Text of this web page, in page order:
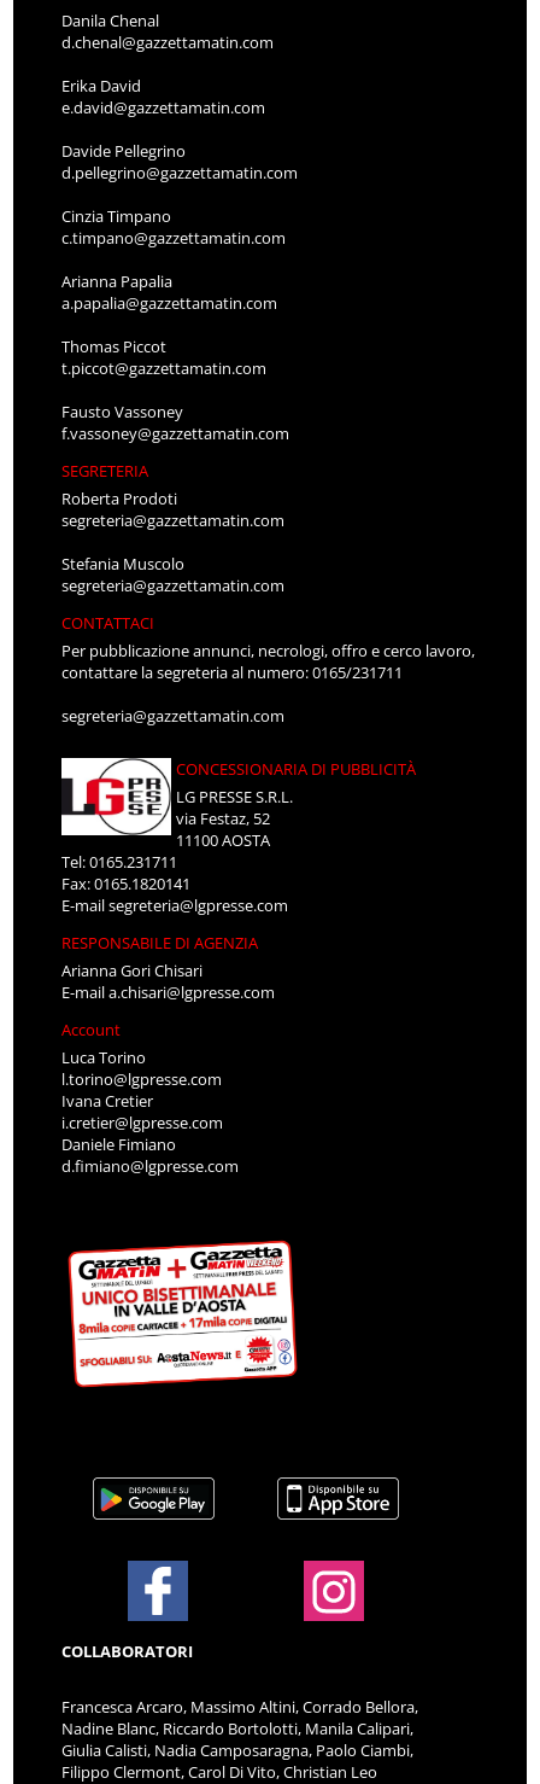
Danila Chenal
d.chenal@gazzettamatin.com
Erika David
e.david@gazzettamatin.com
Davide Pellegrino
d.pellegrino@gazzettamatin.com
Cinzia Timpano
c.timpano@gazzettamatin.com
Arianna Papalia
a.papalia@gazzettamatin.com
Thomas Piccot
t.piccot@gazzettamatin.com
Fausto Vassoney
f.vassoney@gazzettamatin.com
SEGRETERIA
Roberta Prodoti
segreteria@gazzettamatin.com
Stefania Muscolo
segreteria@gazzettamatin.com
CONTATTACI
Per pubblicazione annunci, necrologi, offro e cerco lavoro,
contattare la segreteria al numero: 0165/231711
segreteria@gazzettamatin.com
CONCESSIONARIA DI PUBBLICITÀ
LG PRESSE S.R.L.
via Festaz, 52
11100 AOSTA
Tel: 0165.231711
Fax: 0165.1820141
E-mailsegreteria@lgpresse.com
RESPONSABILE DI AGENZIA
Arianna Gori Chisari
E-maila.chisari@lgpresse.com
Account
Luca Torino
l.torino@lgpresse.com
Ivana Cretier
i.cretier@lgpresse.com
Daniele Fimiano
d.fimiano@lgpresse.com
COLLABORATORI
Francesca Arcaro, Massimo Altini, Corrado Bellora,
Nadine Blanc, Riccardo Bortolotti, Manila Calipari,
Giulia Calisti, Nadia Camposaragna, Paolo Ciambi,
Filippo Clermont, Carol Di Vito, Christian Leo